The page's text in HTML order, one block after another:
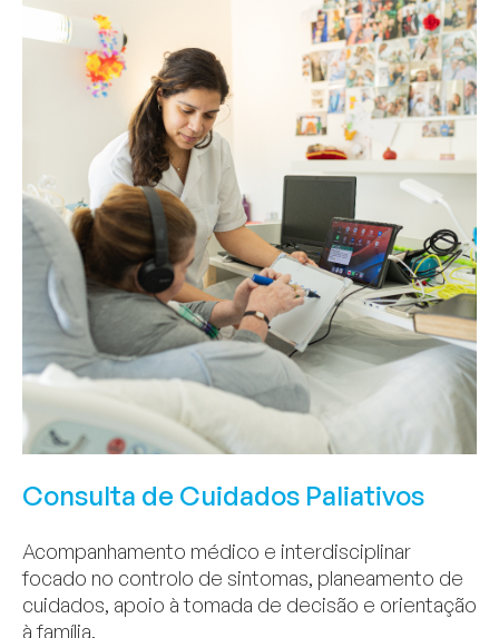
Consulta de Cuidados Paliativos
Acompanhamento médico e interdisciplinar
focado no controlo de sintomas, planeamento de
cuidados, apoio à tomada de decisão e orientação
à família.